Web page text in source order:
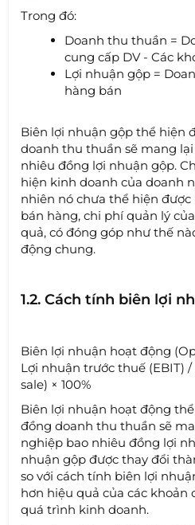
Trong đó:
Doanh thu thuần =
cung cấp DV - Các
Lợi nhuận gộp =
hàng bán
Biên lợi nhuận gộp thể hiện
doanh thu thuần sẽ mang
nhiêu đồng lợi nhuận gộp.
hiện kinh doanh của doanh
nhiên nó chưa thể hiện
bán hàng, chi phí quản lý
quả, có đóng góp như thế
động chung.
1.2. Cách tính biên lợi
Biên lợi nhuận hoạt động
Lợi nhuận trước thuế (EBIT)
sale) × 100%
Biên lợi nhuận hoạt động
đồng doanh thu thuần sẽ
nghiệp bao nhiêu đồng lợi
nhuận gộp được thay đổi
so với cách tính biên lợi
hơn hiệu quả của các
quá trình kinh doanh.